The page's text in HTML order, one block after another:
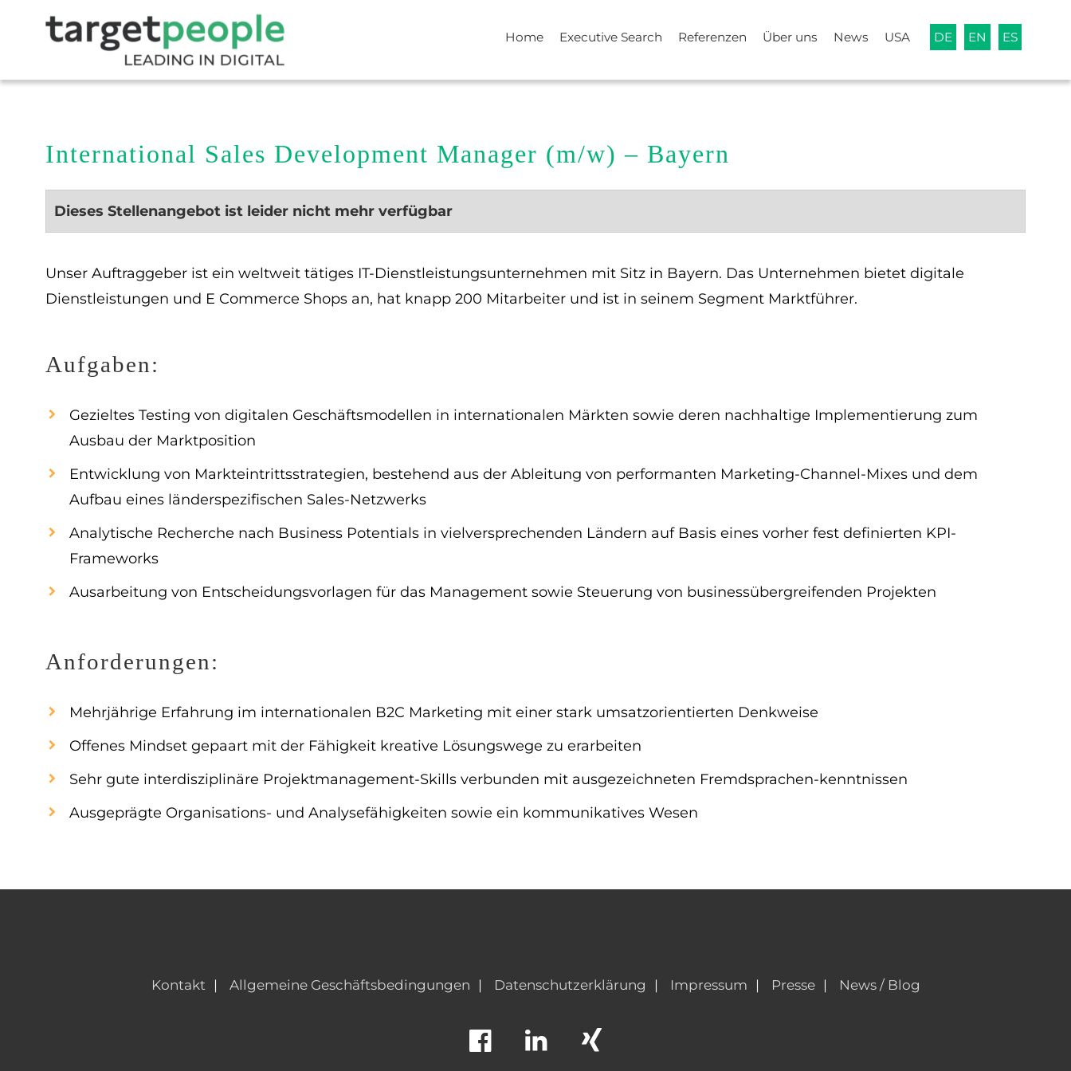
Home Executive Search Referenzen Über uns News USA DE EN ES
International Sales Development Manager (m/w) – Bayern
Dieses Stellenangebot ist leider nicht mehr verfügbar
Unser Auftraggeber ist ein weltweit tätiges IT-Dienstleistungsunternehmen mit Sitz in Bayern. Das Unternehmen bietet digitale
Dienstleistungen und E Commerce Shops an, hat knapp 200 Mitarbeiter und ist in seinem Segment Marktführer.
Aufgaben:
Gezieltes Testing von digitalen Geschäftsmodellen in internationalen Märkten sowie deren nachhaltige Implementierung zum
Ausbau der Marktposition
Entwicklung von Markteintrittsstrategien, bestehend aus der Ableitung von performanten Marketing-Channel-Mixes und dem
Aufbau eines länderspezifischen Sales-Netzwerks
Analytische Recherche nach Business Potentials in vielversprechenden Ländern auf Basis eines vorher fest definierten KPI-
Frameworks
Ausarbeitung von Entscheidungsvorlagen für das Management sowie Steuerung von businessübergreifenden Projekten
Anforderungen:
Mehrjährige Erfahrung im internationalen B2C Marketing mit einer stark umsatzorientierten Denkweise
Offenes Mindset gepaart mit der Fähigkeit kreative Lösungswege zu erarbeiten
Sehr gute interdisziplinäre Projektmanagement-Skills verbunden mit ausgezeichneten Fremdsprachen-kenntnissen
Ausgeprägte Organisations- und Analysefähigkeiten sowie ein kommunikatives Wesen
Kontakt Allgemeine Geschäftsbedingungen Datenschutzerklärung Impressum Presse News / Blog